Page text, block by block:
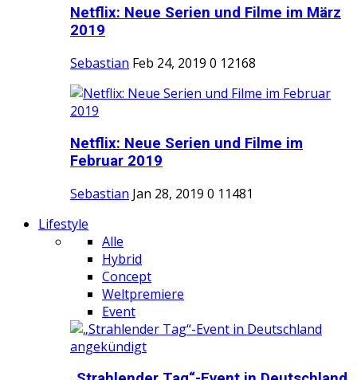
Netflix: Neue Serien und Filme im März
2019
Sebastian Feb 24, 2019 0 12168
Netflix: Neue Serien und Filme im
Februar 2019
Sebastian Jan 28, 2019 0 11481
Lifestyle
Alle
Hybrid
Concept
Weltpremiere
Event